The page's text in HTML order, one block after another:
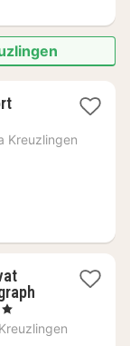
1
fra
Kreuzlingen